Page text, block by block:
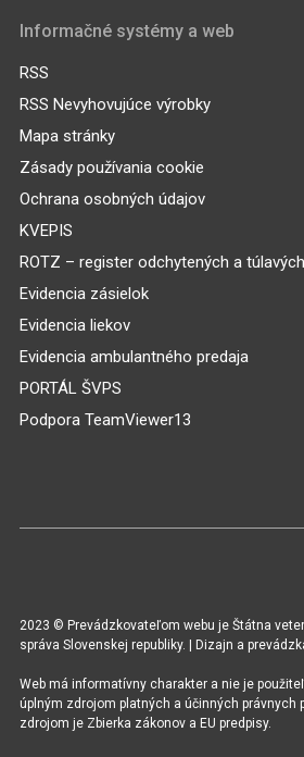
Informačné systémy a web
RSS
RSS Nevyhovujúce výrobky
Mapa stránky
Zásady používania cookie
Ochrana osobných údajov
KVEPIS
ROTZ – register odchytených a
Evidencia zásielok
Evidencia liekov
Evidencia ambulantného predaja
PORTÁL ŠVPS
Podpora TeamViewer13
2023 © Prevádzkovateľom webu je Štátna
správa Slovenskej republiky. | Dizajn a
Web má informatívny charakter a nie je
úplným zdrojom platných a účinných právnych
zdrojom je Zbierka zákonov a EU predpisy.